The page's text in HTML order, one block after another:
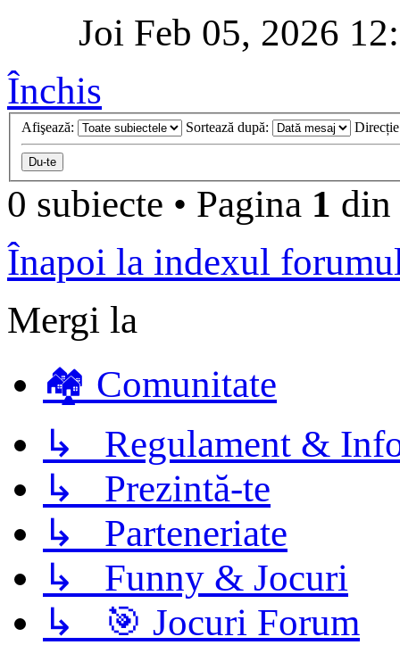
Joi Feb 05, 2026
Închis
Afişează: Sortează după:
0 subiecte • Pagina 1 din
Înapoi la indexul
Mergi la
🏘️ Comunitate
↳ Regulament &
↳ Prezintă-te
↳ Parteneriate
↳ Funny & Jocuri
↳ 🎯 Jocuri Forum